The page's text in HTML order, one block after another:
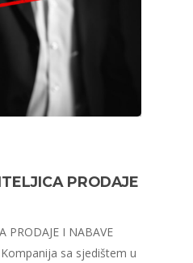
PRODAJE
PRODAJE I NABAVE
sa sjedištem u